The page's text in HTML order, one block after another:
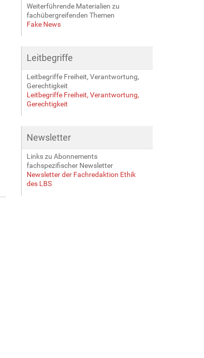
Weiterführende Materialien zu
fachübergreifenden Themen
Fake News
Leitbegriffe
Leitbegriffe Freiheit, Verantwortung,
Gerechtigkeit
Leitbegriffe Freiheit, Verantwortung,
Gerechtigkeit
Newsletter
Links zu Abonnements
fachspezifischer Newsletter
Newsletter der Fachredaktion Ethik
des LBS